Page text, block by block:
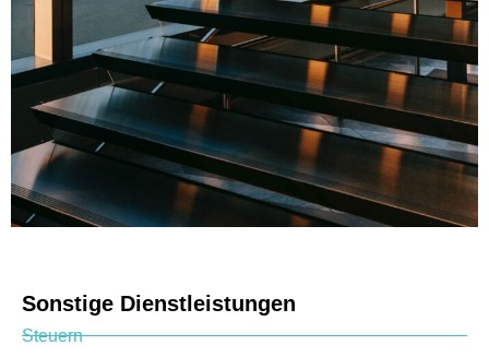
Sonstige Dienstleistungen
Steuern